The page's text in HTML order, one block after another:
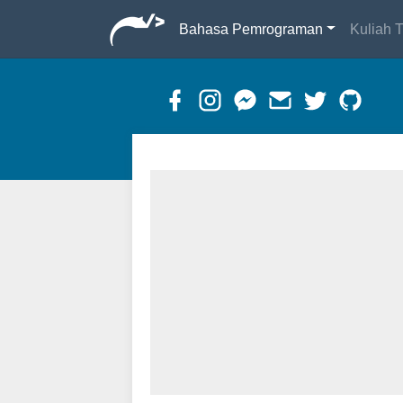
Bahasa Pemrograman Kuliah TI